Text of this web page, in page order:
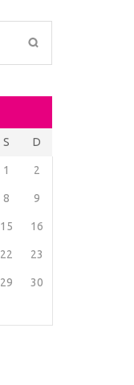
S D
1 2
8 9
15 16
22 23
29 30